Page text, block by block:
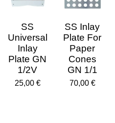
SS
Universal
Inlay
Plate GN
1/2V
25,00 €
SS Inlay
Plate For
Paper
Cones
GN 1/1
70,00 €